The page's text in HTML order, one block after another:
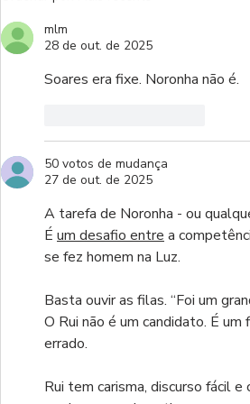
mlm
28 de out. de 2025
Soares era fixe. Noronha não é.
50 votos de mudança
27 de out. de 2025
A tarefa de Noronha - ou
É um desafio entre a
se fez homem na Luz.
Basta ouvir as filas. “Foi um
O Rui não é um candidato. É
errado.
Rui tem carisma, discurso fácil